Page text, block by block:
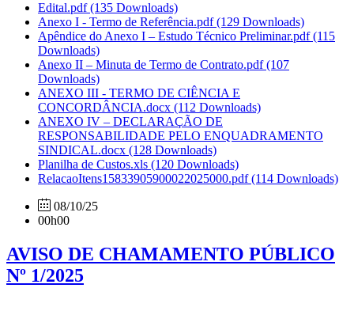
Edital.pdf(135 Downloads)
Anexo I - Termo de Referência.pdf(129 Downloads)
Apêndice do Anexo I – Estudo Técnico Preliminar.pdf(115
Downloads)
Anexo II – Minuta de Termo de Contrato.pdf(107
Downloads)
ANEXO III - TERMO DE CIÊNCIA E
CONCORDÂNCIA.docx (112 Downloads)
ANEXO IV – DECLARAÇÃO DE
RESPONSABILIDADE PELO ENQUADRAMENTO
SINDICAL.docx (128 Downloads)
Planilha de Custos.xls (120 Downloads)
RelacaoItens15833905900022025000.pdf(114 Downloads)
08/10/25
00h00
AVISO DE CHAMAMENTO PÚBLICO
Nº 1/2025